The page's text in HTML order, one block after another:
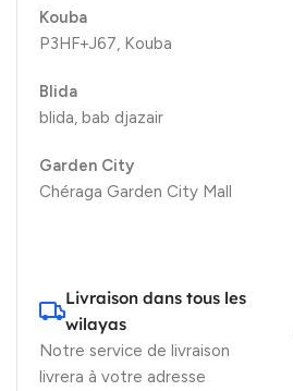
Kouba
P3HF+J67, Kouba
Blida
blida, bab djazair
Garden City
Chéraga Garden City Mall
Livraison dans tous les
wilayas
Notre service de livraison
livrera à votre adresse